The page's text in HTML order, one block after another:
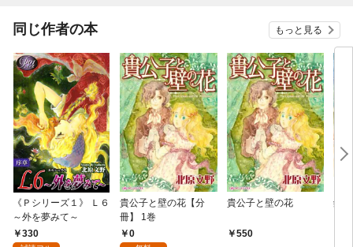
同じ作者の本 もっと見る
《Ｐシリーズ１》 Ｌ６
～外を夢みて～
330
貴公子と壁の花【分
冊】 1巻
0
貴公子と壁の花
550
銀